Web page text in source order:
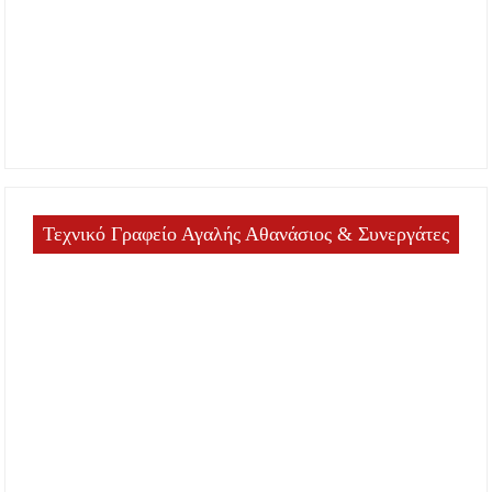
Τεχνικό Γραφείο Αγαλής Αθανάσιος & Συνεργάτες